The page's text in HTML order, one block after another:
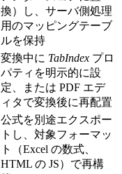
換）し、サーバ側処理
用のマッピングテーブ
ルを保持
変換中に TabIndex プロ
パティを明示的に設
定、または PDF エデ
ィタで変換後に再配置
公式を別途エクスポー
トし、対象フォーマッ
ト（Excel の数式、
HTML の JS）で再構